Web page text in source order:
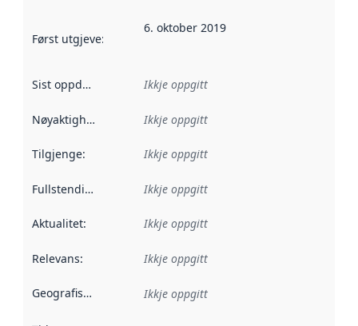
Først utgjeve:
6. oktober 2019
Sist oppdatert Ikkje oppgitt
Nøyaktigheit Ikkje oppgitt
Tilgjenge: Ikkje oppgitt
Fullstendigheit Ikkje oppgitt
Aktualitet: Ikkje oppgitt
Relevans: Ikkje oppgitt
Geografisk område Ikkje oppgitt